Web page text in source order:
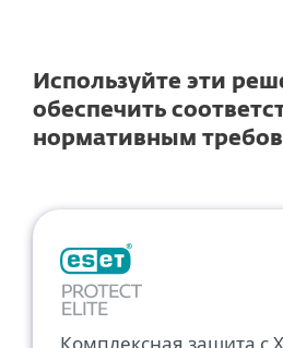
Используйте эти
обеспечить
нормативным
Комплексная защита с